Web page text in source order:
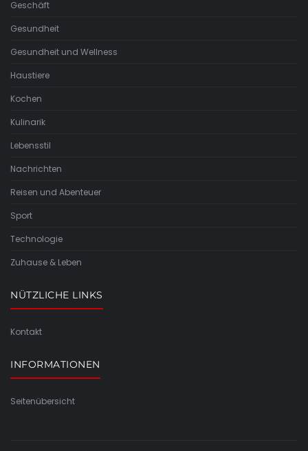
Geschäft
Gesundheit
Gesundheit und Wellness
Haustiere
Kochen
Kulinarik
Lebensstil
Nachrichten
Reisen und Abenteuer
Sport
Technologie
Zuhause & Leben
NÜTZLICHE LINKS
Kontakt
INFORMATIONEN
Seitenübersicht